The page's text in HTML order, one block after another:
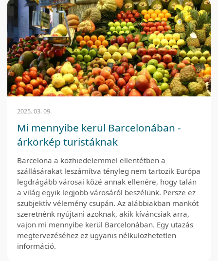
2025. 03. 09.
Mi mennyibe kerül Barcelonában -
árkörkép turistáknak
Barcelona a közhiedelemmel ellentétben a
szállásárakat leszámítva tényleg nem tartozik Európa
legdrágább városai közé annak ellenére, hogy talán
a világ egyik legjobb városáról beszélünk. Persze ez
szubjektív vélemény csupán. Az alábbiakban mankót
szeretnénk nyújtani azoknak, akik kíváncsiak arra,
vajon mi mennyibe kerül Barcelonában. Egy utazás
megtervezéséhez ez ugyanis nélkülözhetetlen
információ.